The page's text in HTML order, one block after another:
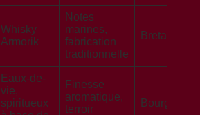
Whisky
Armorik
Notes
marines,
fabrication
traditionnelle
Bretagne
Eaux-de-
vie,
spiritueux
Finesse
aromatique,
terroir
Bourgogne